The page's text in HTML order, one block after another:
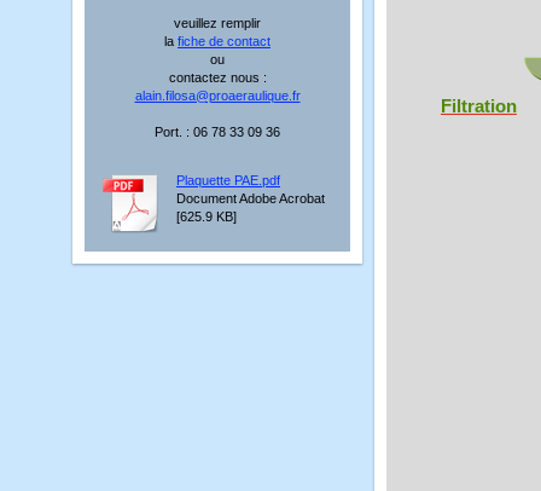
veuillez remplir
la fiche de contact
ou
contactez nous :
alain.filosa@proaeraulique.fr
Port. : 06 78 33 09 36
Plaquette PAE.pdf
Document Adobe Acrobat
[625.9 KB]
Filtration